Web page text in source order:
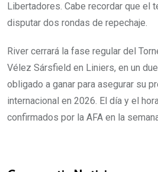
Libertadores. Cabe recordar que el
disputar dos rondas de repechaje.
River cerrará la fase regular del
Vélez Sársfield en Liniers, en un
obligado a ganar para asegurar su
internacional en 2026. El día y el
confirmados por la AFA en la